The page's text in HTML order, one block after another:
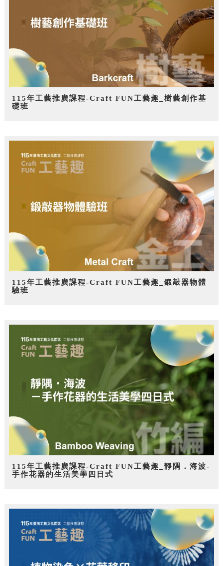
115年工藝推廣課程-Craft FUN工藝趣_樹藝創作基
礎班
115年工藝推廣課程-Craft FUN工藝趣_鍛敲器物體
驗班
115年工藝推廣課程-Craft FUN工藝趣_靜隅．海波-
手作花器的生活美學四日式